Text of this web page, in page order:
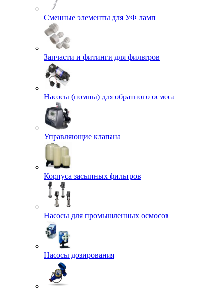
Сменные элементы для УФ ламп
Запчасти и фитинги для фильтров
Насосы (помпы) для обратного осмоса
Управляющие клапана
Корпуса засыпных фильтров
Насосы для промышленных осмосов
Насосы дозирования